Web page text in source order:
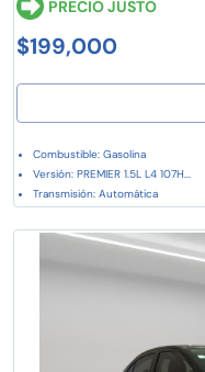
PRECIO JUSTO
$199,000
Combustible: Gasolina
Versión: PREMIER 1.5L L4 107H...
Transmisión: Automática